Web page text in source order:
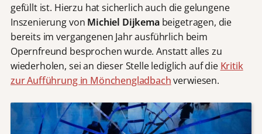
gefüllt ist. Hierzu hat sicherlich auch die gelungene
Inszenierung von Michiel Dijkemabeigetragen, die
bereits im vergangenen Jahr ausführlich beim
Opernfreund besprochen wurde. Anstatt alles zu
wiederholen, sei an dieser Stelle lediglich auf die Kritik
zur Aufführung in Mönchengladbachverwiesen.